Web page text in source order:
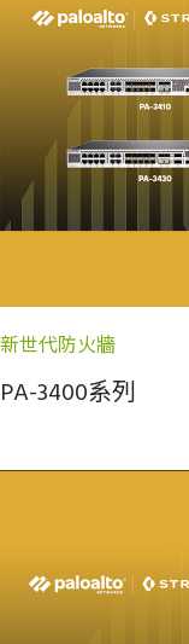
新世代防火牆
PA-3400系列